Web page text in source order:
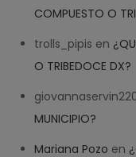
COMPUESTO O
trolls_pipis en
O TRIBEDOCE DX?
MUNICIPIO?
Mariana Pozo en